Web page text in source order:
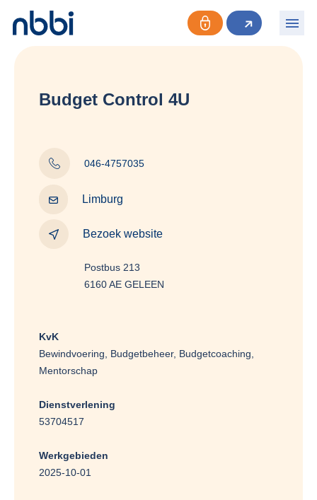
Budget Control 4U
046-4757035
Limburg
Bezoek website
Postbus 213
6160 AE GELEEN
KvK
Bewindvoering, Budgetbeheer, Budgetcoaching,
Mentorschap
Dienstverlening
53704517
Werkgebieden
2025-10-01